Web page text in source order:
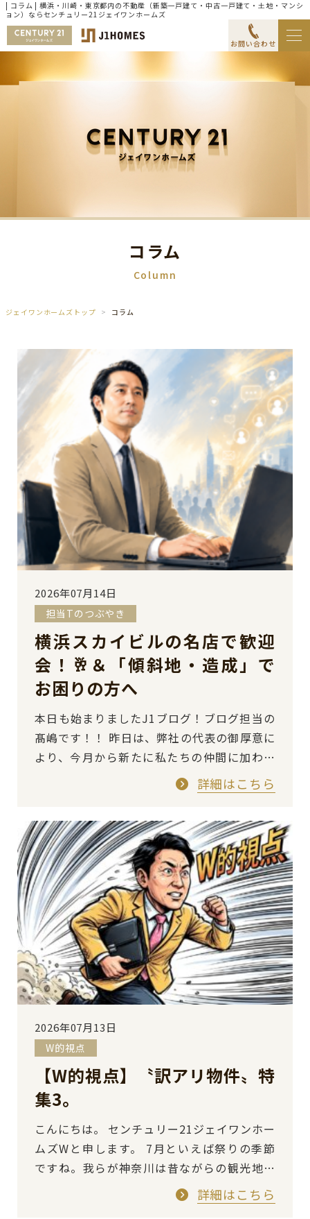
| コラム | 横浜・川崎・東京都内の不動産（新築一戸建て・中古一戸建て・土地・マンシ
ョン）ならセンチュリー21ジェイワンホームズ
お問い合わせ
コラム
Column
ジェイワンホームズトップ コラム
2026年07月14日
担当Tのつぶやき
横浜スカイビルの名店で歓迎
会！🥂＆「傾斜地・造成」で
お困りの方へ
本日も始まりましたJ1ブログ！ブログ担当の
髙嶋です！！ 昨日は、弊社の代表の御厚意に
より、今月から新たに私たちの仲間に加わり
ました台湾出身の社員「Kさん」の歓迎会を
詳細はこちら
2026年07月13日
W的視点
【W的視点】〝訳アリ物件〟特
集3。
こんにちは。 センチュリー21ジェイワンホー
ムズWと申します。 7月といえば祭りの季節
ですね。我らが神奈川は昔ながらの観光地も
多く、この時期は催し物が多くもあります。
詳細はこちら